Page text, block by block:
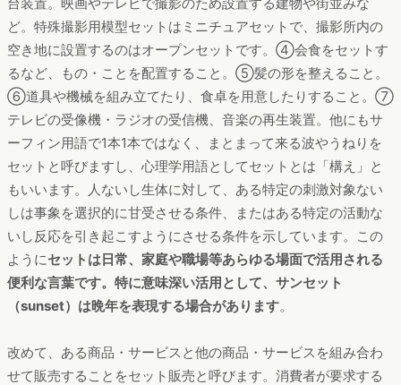
ど。特殊撮影用模型セットはミニチュアセットで、撮影所内の
空き地に設置するのはオープンセットです。➃会食をセットす
るなど、もの・ことを配置すること。⑤髪の形を整えること。
⑥道具や機械を組み立てたり、食卓を用意したりすること。⑦
テレビの受像機・ラジオの受信機、音楽の再生装置。他にもサ
ーフィン用語で1本1本ではなく、まとまって来る波やうねりを
セットと呼びますし、心理学用語としてセットとは「構え」と
もいいます。人ないし生体に対して、ある特定の刺激対象ない
しは事象を選択的に甘受させる条件、またはある特定の活動な
いし反応を引き起こすようにさせる条件を示しています。この
ようにセットは日常、家庭や職場等あらゆる場面で活用される
便利な言葉です。特に意味深い活用として、サンセット
（sunset）は晩年を表現する場合があります。
改めて、ある商品・サービスと他の商品・サービスを組み合わ
せて販売することをセット販売と呼びます。消費者が要求する